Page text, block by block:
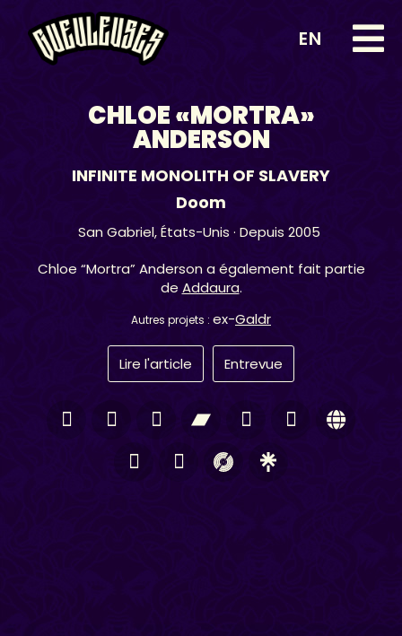
EN
CHLOE «MORTRA»
ANDERSON
INFINITE MONOLITH OF SLAVERY
Doom
San Gabriel,États-Unis · Depuis 2005
Chloe “Mortra” Anderson a également fait partie
de Addaura.
Autres projets : ex-Galdr
Lire l'article Entrevue